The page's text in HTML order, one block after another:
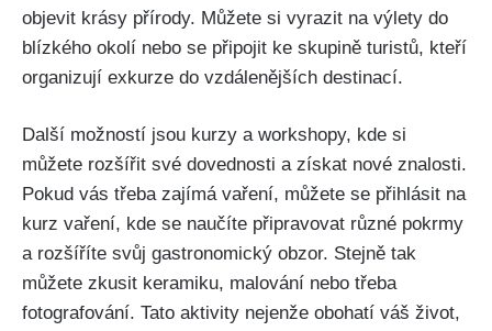
objevit krásy přírody. Můžete si vyrazit na výlety⁢ do
blízkého okolí‌ nebo se ⁢připojit ke skupině turistů, kteří‌
organizují exkurze do‌ vzdálenějších destinací.
Další ‍možností jsou kurzy a⁣ workshopy,‍ kde si
můžete rozšířit své dovednosti a získat nové ⁣znalosti.‌
Pokud vás ‍třeba zajímá ​vaření, ​můžete se přihlásit na
kurz vaření, kde se naučíte připravovat různé pokrmy
⁢a rozšíříte svůj​ gastronomický obzor. Stejně tak
⁢můžete zkusit keramiku, malování nebo⁤ třeba​
fotografování. ‌Tato​ aktivity ‍nejenže‌ obohatí váš život,